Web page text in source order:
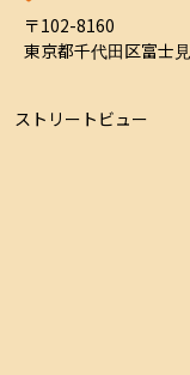
〒102-8160
東京都千代田区富士
ストリートビュー